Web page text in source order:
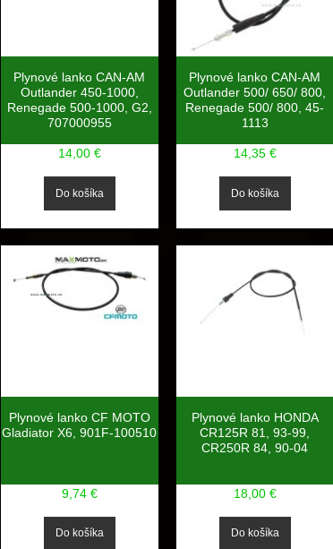
Plynové lanko CAN-AM
Outlander 450-1000,
Renegade 500-1000, G2,
707000955
14,00 €
Plynové lanko CAN-AM
Outlander 500/ 650/ 800,
Renegade 500/ 800, 45-
1113
14,35 €
Plynové lanko CF MOTO
Gladiator X6, 901F-100510
9,74 €
Plynové lanko HONDA
CR125R 81, 93-99,
CR250R 84, 90-04
18,00 €